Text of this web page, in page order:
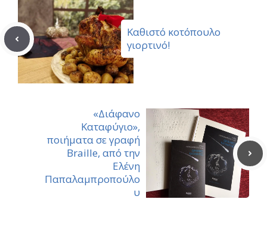
Καθιστό κοτόπουλο
γιορτινό!
«Διάφανο
Καταφύγιο»,
ποιήματα σε γραφή
Braille, από την
Ελένη
Παπαλαμπροπούλο
υ